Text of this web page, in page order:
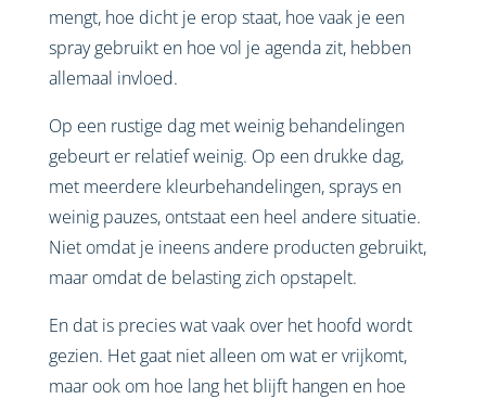
mengt, hoe dicht je erop staat, hoe vaak je een
spray gebruikt en hoe vol je agenda zit, hebben
allemaal invloed.
Op een rustige dag met weinig behandelingen
gebeurt er relatief weinig. Op een drukke dag,
met meerdere kleurbehandelingen, sprays en
weinig pauzes, ontstaat een heel andere situatie.
Niet omdat je ineens andere producten gebruikt,
maar omdat de belasting zich opstapelt.
En dat is precies wat vaak over het hoofd wordt
gezien. Het gaat niet alleen om wat er vrijkomt,
maar ook om hoe lang het blijft hangen en hoe